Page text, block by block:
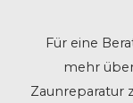
Für eine
mehr
Zaunreparatur